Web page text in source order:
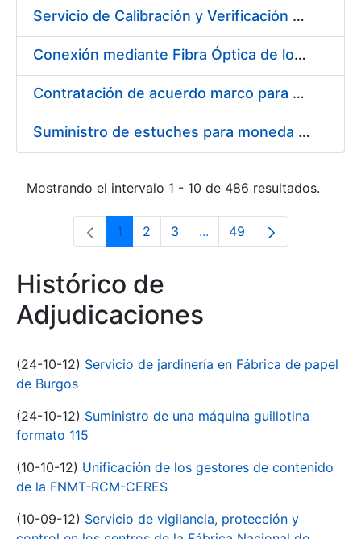
Servicio de Calibración y Verificación Externa de los Equipos de Medición del Servicio de Prevención de la FNMT-RCM
Conexión mediante Fibra Óptica de los Centros de Proceso de Datos (CPDs) de las sedes de la FNMT-RCM de Burgos y Madrid
Contratación de acuerdo marco para el Suministro de Material de Electricidad para la Fábrica Nacional de Moneda y Timbre-Real Casa de la Moneda en su centro de trabajo de Burgos
Suministro de estuches para moneda de 30 €
Mostrando el intervalo 1 - 10 de 486 resultados.
Página
1 Página
2 Página
3 ...Páginas intermedias Use
Página
49
Histórico de
Adjudicaciones
(24-10-12) Servicio de jardinería en Fábrica de papel
de Burgos
(24-10-12) Suministro de una máquina guillotina
formato 115
(10-10-12) Unificación de los gestores de contenido
de la FNMT-RCM-CERES
(10-09-12) Servicio de vigilancia, protección y